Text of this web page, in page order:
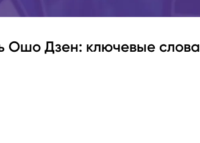
Ошо Дзен: ключевые слова